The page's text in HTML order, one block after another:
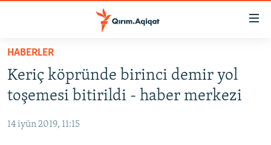
Esas
qaytmaq
Baş
navigatsiyağa
qaytmaq
HABERLER
SİYASET
İQTİSADİYAT
CEMİYET
HABERLER
Keriç köpründe birinci demir yol
toşemesi bitirildi - haber merkezi
14 iyün 2019, 11:15